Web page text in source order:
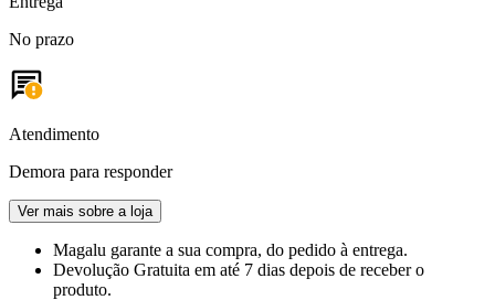
No prazo
Atendimento
Demora para responder
Ver mais sobre a loja
Magalu garante a sua compra, do pedido à entrega.
Devolução Gratuita em até 7 dias depois de receber o
produto.